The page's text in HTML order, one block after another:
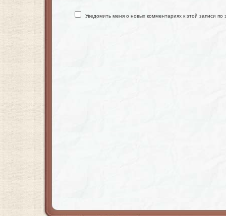
Уведомить меня о новых комментариях к этой записи по